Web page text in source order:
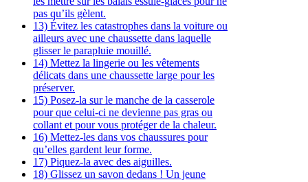
pas qu’ils gèlent.
13) Évitez les catastrophes dans la voiture ou
ailleurs avec une chaussette dans laquelle
glisser le parapluie mouillé.
14) Mettez la lingerie ou les vêtements
délicats dans une chaussette large pour les
préserver.
15) Posez-la sur le manche de la casserole
pour que celui-ci ne devienne pas gras ou
collant et pour vous protéger de la chaleur.
16) Mettez-les dans vos chaussures pour
qu’elles gardent leur forme.
17) Piquez-la avec des aiguilles.
18) Glissez un savon dedans ! Un jeune